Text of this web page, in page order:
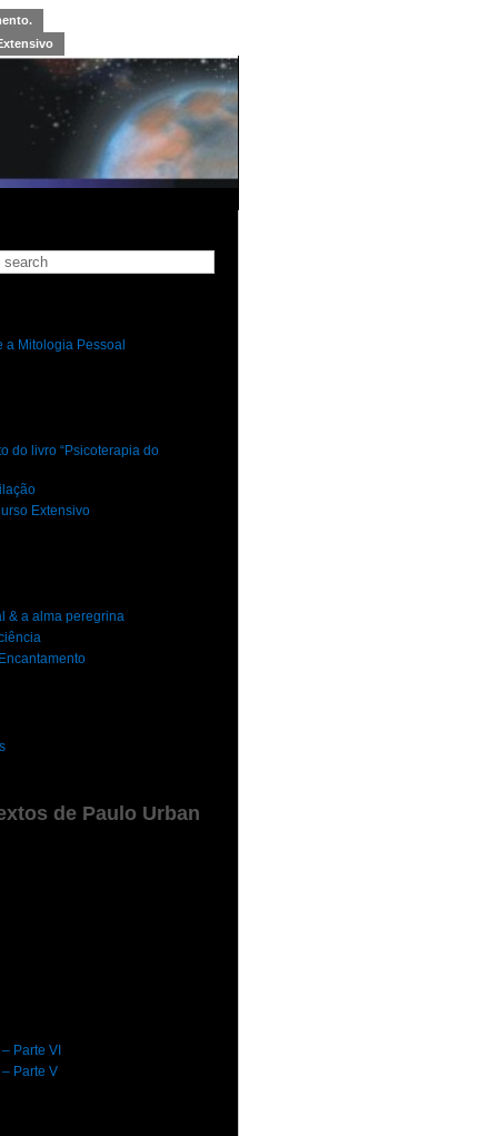
a Mitologia Pessoal
do livro “Psicoterapia do
Extensivo
& a alma peregrina
de Paulo Urban
Parte VI
Parte V